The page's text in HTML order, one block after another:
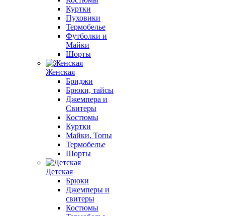
Куртки
Пуховики
Термобелье
Футболки и
Майки
Шорты
Женская
Бриджи
Брюки, тайсы
Джемпера и
Свитеры
Костюмы
Куртки
Майки, Топы
Термобелье
Шорты
Детская
Брюки
Джемперы и
свитеры
Костюмы